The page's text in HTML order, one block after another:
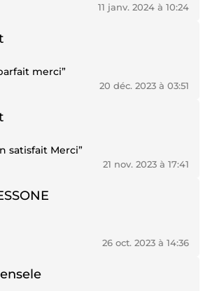
11 janv. 2024 à 10:24
merci”
20 déc. 2023 à 03:51
satisfait Merci”
21 nov. 2023 à 17:41
26 oct. 2023 à 14:36